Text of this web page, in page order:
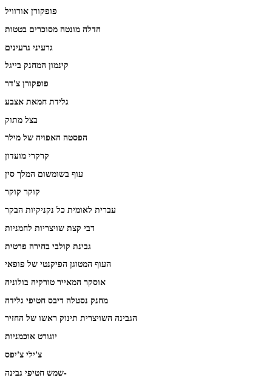
פופקורן אורוויל
הדלה מונטה מסוכרים בטטות
גרעיני גרעינים
קינמון המחנק בייגל
פופקורן צ'דר
גלידת חמאת אצבע
בצל מתוק
הפסטה האפויה של מילר
קרקרי מועדון
עוף בשומשום המלך סין
קוקר קוקר
עברית לאומית כל נקניקיות הבקר
דבי קצת שויצריות לחמניות
גבינת קולבי בחירה פרטית
העוף המטוגן הפיקנטי של פופאי
אוסקר המאייר טורקיה בולוניה
מחנק נסטלה דיבס חטיפי גלידה
הגבינה השויצרית תינוק ראשו של החזיר
יוגורט אוכמניות
צ'ילי צ'יפס
שמש חטיפי גבינה-